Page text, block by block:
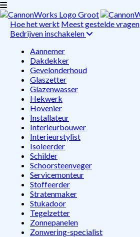
Hoe het werkt Meest gestelde vragen
Bedrijven inschakelen
Aannemer
Dakdekker
Gevelonderhoud
Glaszetter
Glazenwasser
Hekwerk
Hovenier
Installateur
Interieurbouwer
Interieurstylist
Isoleerder
Schilder
Schoorsteenveger
Servicemonteur
Stoffeerder
Stratenmaker
Stukadoor
Tegelzetter
Zonnepanelen
Zonwering-specialist